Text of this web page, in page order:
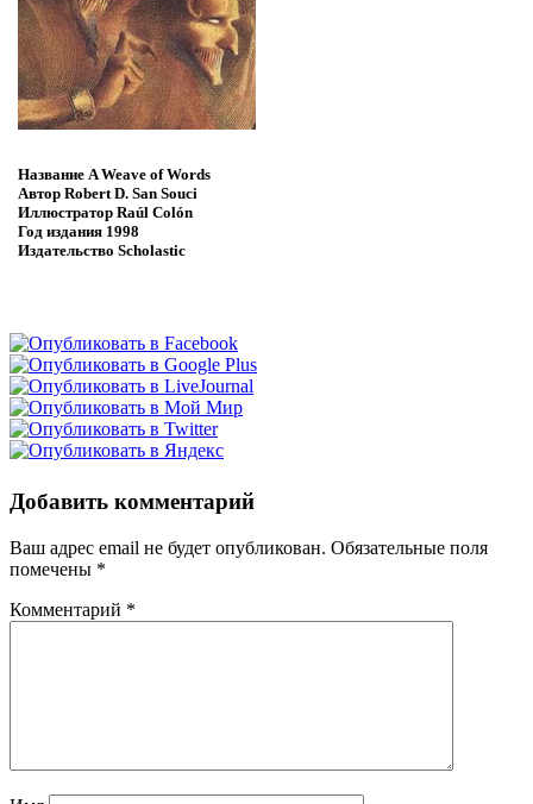
Название A Weave of Words
Автор Robert D. San Souci
Иллюстратор Raúl Сolón
Год издания 1998
Издательство Scholastic
Добавить комментарий
Ваш адрес email не будет опубликован. Обязательные поля
помечены *
Комментарий *